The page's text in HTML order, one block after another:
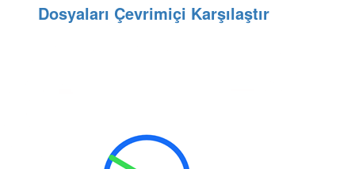
Dosyaları Çevrimiçi Karşılaştır